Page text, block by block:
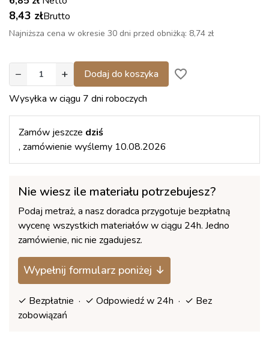
8,43 złBrutto
Najniższa cena w okresie 30 dni przed obniżką: 8,74 zł
− + Dodaj do koszyka favorite_border
Wysyłka w ciągu 7 dni roboczych
Zamów jeszcze dziś
, zamówienie wyślemy 10.08.2026
Nie wiesz ile materiału potrzebujesz?
Podaj metraż, a nasz doradca przygotuje bezpłatną
wycenę wszystkich materiałów w ciągu 24h. Jedno
zamówienie, nic nie zgadujesz.
Wypełnij formularz poniżej ↓
✓ Bezpłatnie · ✓ Odpowiedź w 24h · ✓ Bez
zobowiązań